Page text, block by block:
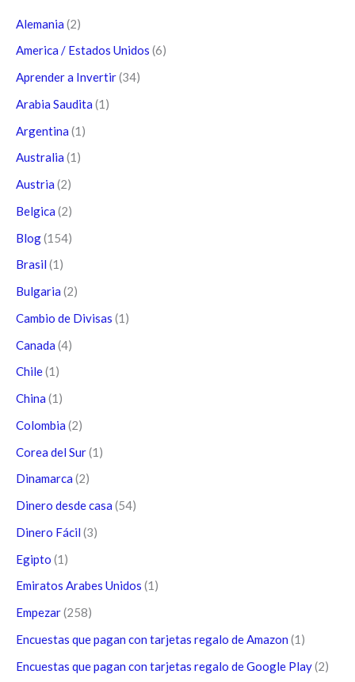
Alemania (2)
America / Estados Unidos (6)
Aprender a Invertir(34)
Arabia Saudita (1)
Argentina (1)
Australia (1)
Austria (2)
Belgica (2)
Blog(154)
Brasil (1)
Bulgaria (2)
Cambio de Divisas (1)
Canada (4)
Chile(1)
China (1)
Colombia (2)
Corea del Sur(1)
Dinamarca (2)
Dinero desde casa (54)
Dinero Fácil (3)
Egipto (1)
Emiratos Arabes Unidos (1)
Empezar(258)
Encuestas que pagan con tarjetas regalo de Amazon (1)
Encuestas que pagan con tarjetas regalo de Google Play(2)